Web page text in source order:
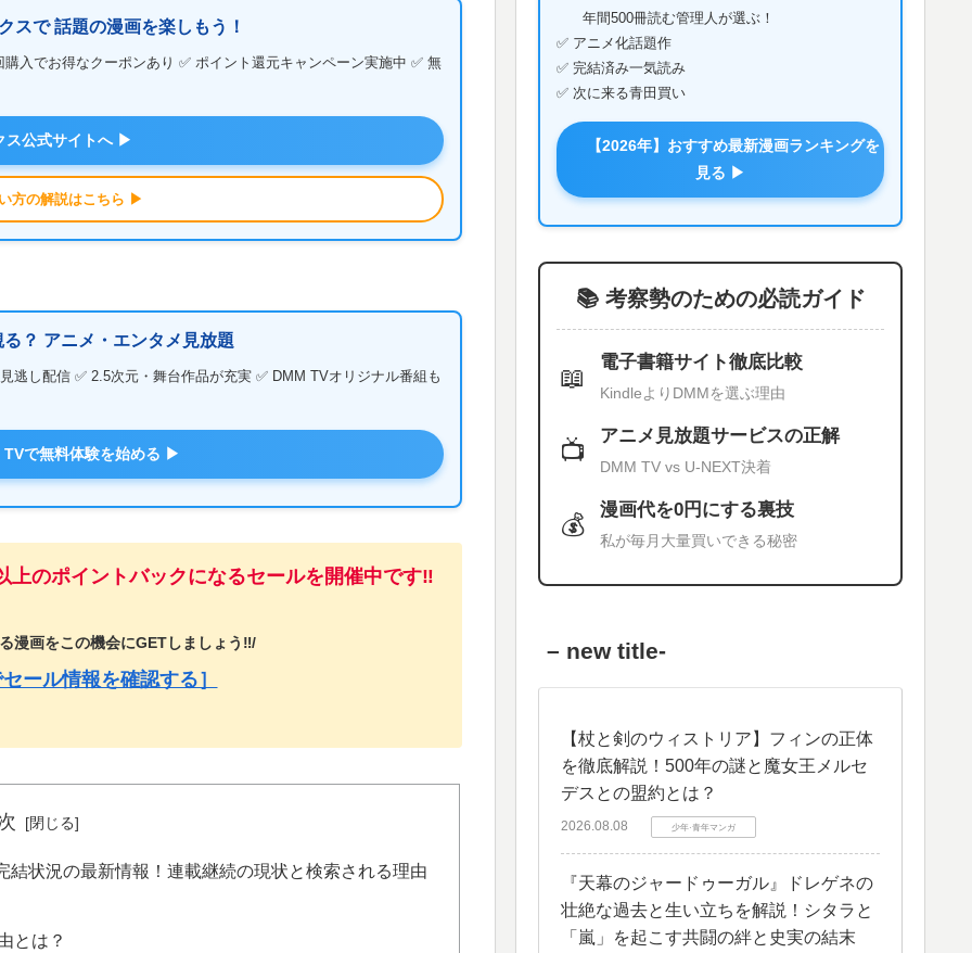
スで 話題の漫画を楽しもう！
入でお得なクーポンあり ✅ ポイント還元キャンペーン実施中 ✅ 無
ス公式サイトへ ▶
方の解説はこちら ▶
？ アニメ・エンタメ見放題
逃し配信 ✅ 2.5次元・舞台作品が充実 ✅ DMM TVオリジナル番組も
で無料体験を始める ▶
のポイントバックになるセールを開催中です‼️
漫画をこの機会にGETしましょう‼️/
ール情報を確認する］
状況の最新情報！連載継続の現状と検索される理由
とは？
年間500冊読む管理人が選ぶ！
✅ アニメ化話題作
✅ 完結済み一気読み
✅ 次に来る青田買い
【2026年】おすすめ最新漫画ランキングを
見る ▶
📚 考察勢のための必読ガイド
📖 電子書籍サイト徹底比較
KindleよりDMMを選ぶ理由
📺 アニメ見放題サービスの正解
DMM TV vs U-NEXT決着
💰 漫画代を0円にする裏技
私が毎月大量買いできる秘密
– new title-
【杖と剣のウィストリア】フィンの正体
を徹底解説！500年の謎と魔女王メルセ
デスとの盟約とは？
2026.08.08 少年·青年マンガ
​『天幕のジャードゥーガル』ドレゲネの
壮絶な過去と生い立ちを解説！シタラと
「嵐」を起こす共闘の絆と史実の結末